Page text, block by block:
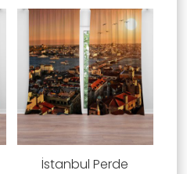
İstanbul Perde